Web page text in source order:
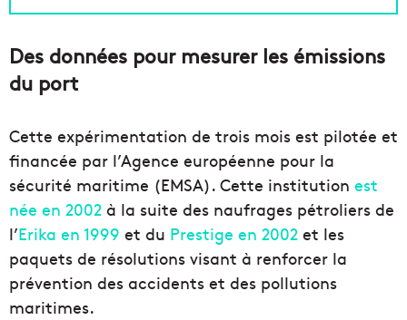
Des données pour mesurer les émissions
du port
Cette expérimentation de trois mois est pilotée et
financée par l’Agence européenne pour la
sécurité maritime (EMSA). Cette institution est
née en 2002 à la suite des naufrages pétroliers de
l’Erika en 1999 et du Prestige en 2002 et les
paquets de résolutions visant à renforcer la
prévention des accidents et des pollutions
maritimes.